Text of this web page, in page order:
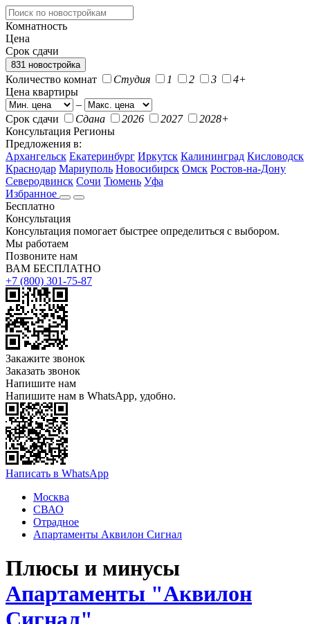
Комнатность
Цена
Срок сдачи
831 новостройка
Количество комнат Студия 1 2 3
4+
Цена квартиры
–
Срок сдачи
Сдана 2026 2027
2028+
Консультация Регионы
Предложения в:
Архангельск Екатеринбург Иркутск Калининград Кисловодск
Краснодар Мариуполь Новосибирск Омск Ростов-на-Дону
Северодвинск Сочи Тюмень Уфа
Избранное
Бесплатно
Консультация
Консультация помогает быстрее определиться с выбором.
Мы работаем
Позвоните нам
ВАМ БЕСПЛАТНО
+7 (800) 301-75-87
Закажите звонок
Заказать звонок
Напишите нам
Напишите нам в WhatsApp, удобно.
Написать в WhatsApp
Москва
СВАО
Отрадное
Апартаменты Аквилон Сигнал
Плюсы и минусы
Апартаменты "Аквилон